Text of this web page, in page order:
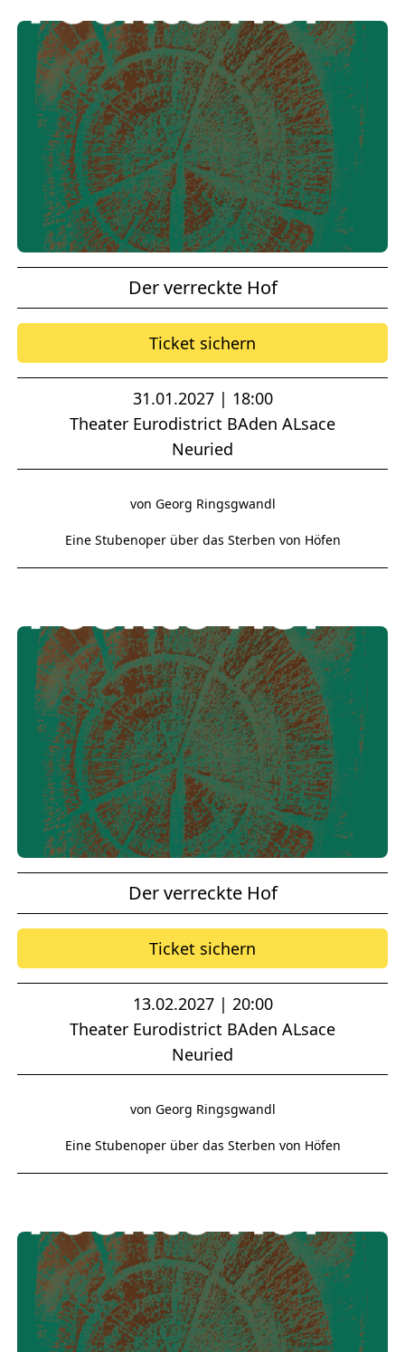
Der verreckte Hof
Ticket sichern
31.01.2027 | 18:00
Theater Eurodistrict BAden ALsace
Neuried
von Georg Ringsgwandl
Eine Stubenoper über das Sterben von Höfen
Der verreckte Hof
Ticket sichern
13.02.2027 | 20:00
Theater Eurodistrict BAden ALsace
Neuried
von Georg Ringsgwandl
Eine Stubenoper über das Sterben von Höfen